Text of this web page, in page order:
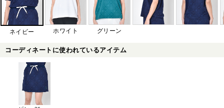
ネイビー ホワイト グリーン
コーディネートに使われているアイテム